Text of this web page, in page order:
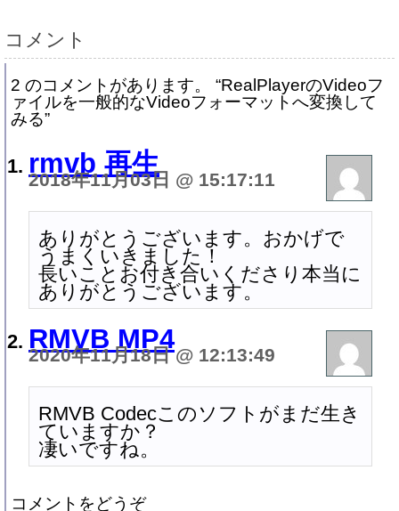
コメント
2 のコメントがあります。 “RealPlayerのVideoフ
ァイルを一般的なVideoフォーマットへ変換して
みる”
rmvb 再生
2018年11月03日 @ 15:17:11
ありがとうございます。おかげで
うまくいきました！
長いことお付き合いくださり本当に
ありがとうございます。
RMVB MP4
2020年11月18日 @ 12:13:49
RMVB Codecこのソフトがまだ生き
ていますか？
凄いですね。
コメントをどうぞ